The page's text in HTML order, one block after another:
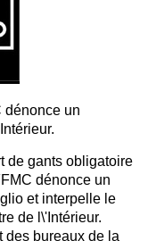
des bureaux de la